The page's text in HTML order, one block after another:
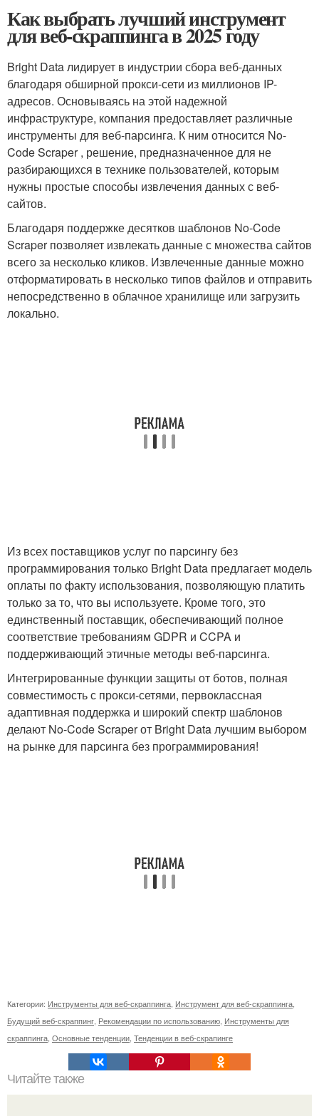
Как выбрать лучший инструмент
для веб-скраппинга в 2025 году
Bright Data лидирует в индустрии сбора веб-данных
благодаря обширной прокси-сети из миллионов IP-
адресов. Основываясь на этой надежной
инфраструктуре, компания предоставляет различные
инструменты для веб-парсинга. К ним относится No-
Code Scraper , решение, предназначенное для не
разбирающихся в технике пользователей, которым
нужны простые способы извлечения данных с веб-
сайтов.
Благодаря поддержке десятков шаблонов No-Code
Scraper позволяет извлекать данные с множества сайтов
всего за несколько кликов. Извлеченные данные можно
отформатировать в несколько типов файлов и отправить
непосредственно в облачное хранилище или загрузить
локально.
Из всех поставщиков услуг по парсингу без
программирования только Bright Data предлагает модель
оплаты по факту использования, позволяющую платить
только за то, что вы используете. Кроме того, это
единственный поставщик, обеспечивающий полное
соответствие требованиям GDPR и CCPA и
поддерживающий этичные методы веб-парсинга.
Интегрированные функции защиты от ботов, полная
совместимость с прокси-сетями, первоклассная
адаптивная поддержка и широкий спектр шаблонов
делают No-Code Scraper от Bright Data лучшим выбором
на рынке для парсинга без программирования!
Категории: Инструменты для веб-скраппинга Инструмент для веб-скраппинга
Будущий веб-скраппинг Рекомендации по использованию Инструменты для
скраппинга Основные тенденции Тенденции в веб-скрапинге
Читайте также